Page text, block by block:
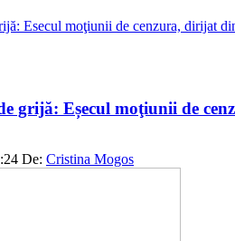
grijă: Eșecul moţiunii de
De: Cristina Mogos